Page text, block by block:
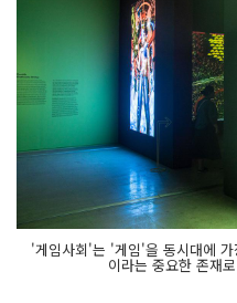
'게임사회'는 '게임'을 동시대에
이라는 중요한 존재